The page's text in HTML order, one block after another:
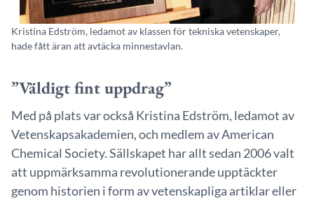
Kristina Edström, ledamot av klassen för tekniska vetenskaper,
hade fått äran att avtäcka minnestavlan.
”Väldigt fint uppdrag”
Med på plats var också Kristina Edström, ledamot av
Vetenskapsakademien, och medlem av American
Chemical Society. Sällskapet har allt sedan 2006 valt
att uppmärksamma revolutionerande upptäckter
genom historien i form av vetenskapliga artiklar eller